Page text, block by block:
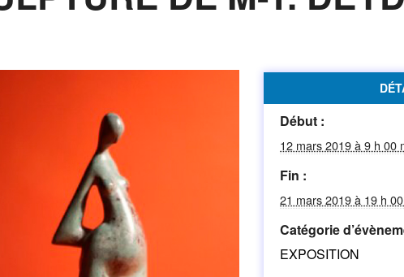
Début :
12 mars 2019 à 9 h 00
Fin :
21 mars 2019 à 19 h
Catégorie
EXPOSITION